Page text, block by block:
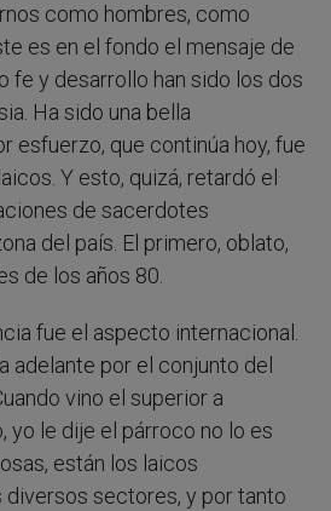
como hombres, como
es en el fondo el mensaje de
fe y desarrollo han sido los dos
Ha sido una bella
esfuerzo, que continúa hoy, fue
Y esto, quizá, retardó el
de sacerdotes
del país. El primero, oblato,
de los años 80.
fue el aspecto internacional.
adelante por el conjunto del
vino el superior a
yo le dije el párroco no lo es
están los laicos
diversos sectores, y por tanto